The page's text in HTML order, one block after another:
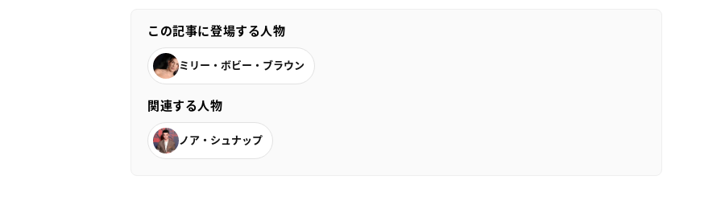
この記事に登場する人物
ミリー・ボビー・ブラウン
関連する人物
ノア・シュナップ